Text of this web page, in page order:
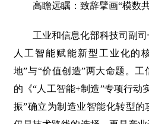
高瞻远瞩：致辞擘画“模数
工业和信息化部科技司副
人工智能赋能新型工业化的
地”与“价值创造”两大命题。
的《“人工智能+制造”专项行动
振”确立为制造业智能化转型